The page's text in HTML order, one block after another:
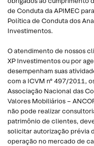
de Conduta da APIMEC
Política de Conduta dos
Investimentos.
O atendimento de nossos
XP Investimentos ou por
desempenham suas
com a ICVM nº 497/2011,
Associação Nacional das
Valores Mobiliários –
não pode realizar
patrimônio de clientes,
solicitar autorização prévia
operação no mercado de